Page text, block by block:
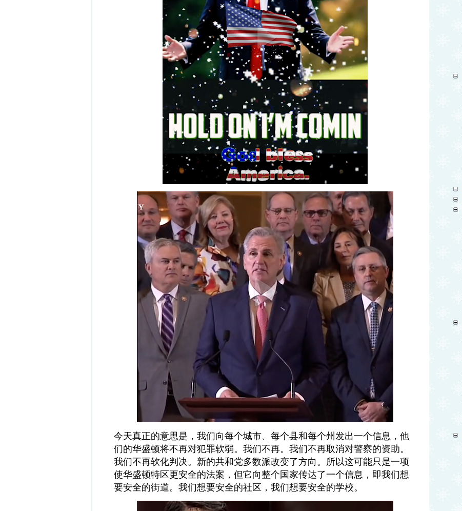
今天真正的意思是，我们向每个城市、每个县和每个州发出一个信息，他
们的华盛顿将不再对犯罪软弱。我们不再。我们不再取消对警察的资助。
我们不再软化判决。新的共和党多数派改变了方向。所以这可能只是一项
使华盛顿特区更安全的法案，但它向整个国家传达了一个信息，即我们想
要安全的街道。我们想要安全的社区，我们想要安全的学校。